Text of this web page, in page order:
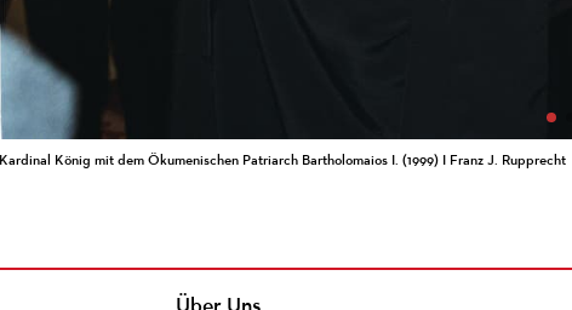
Kardinal König mit dem Ökumenischen Patriarch Bartholomaios I. (1999) I Franz J. Rupprecht